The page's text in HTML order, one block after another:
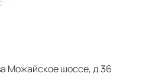
Можайское шоссе, д.36